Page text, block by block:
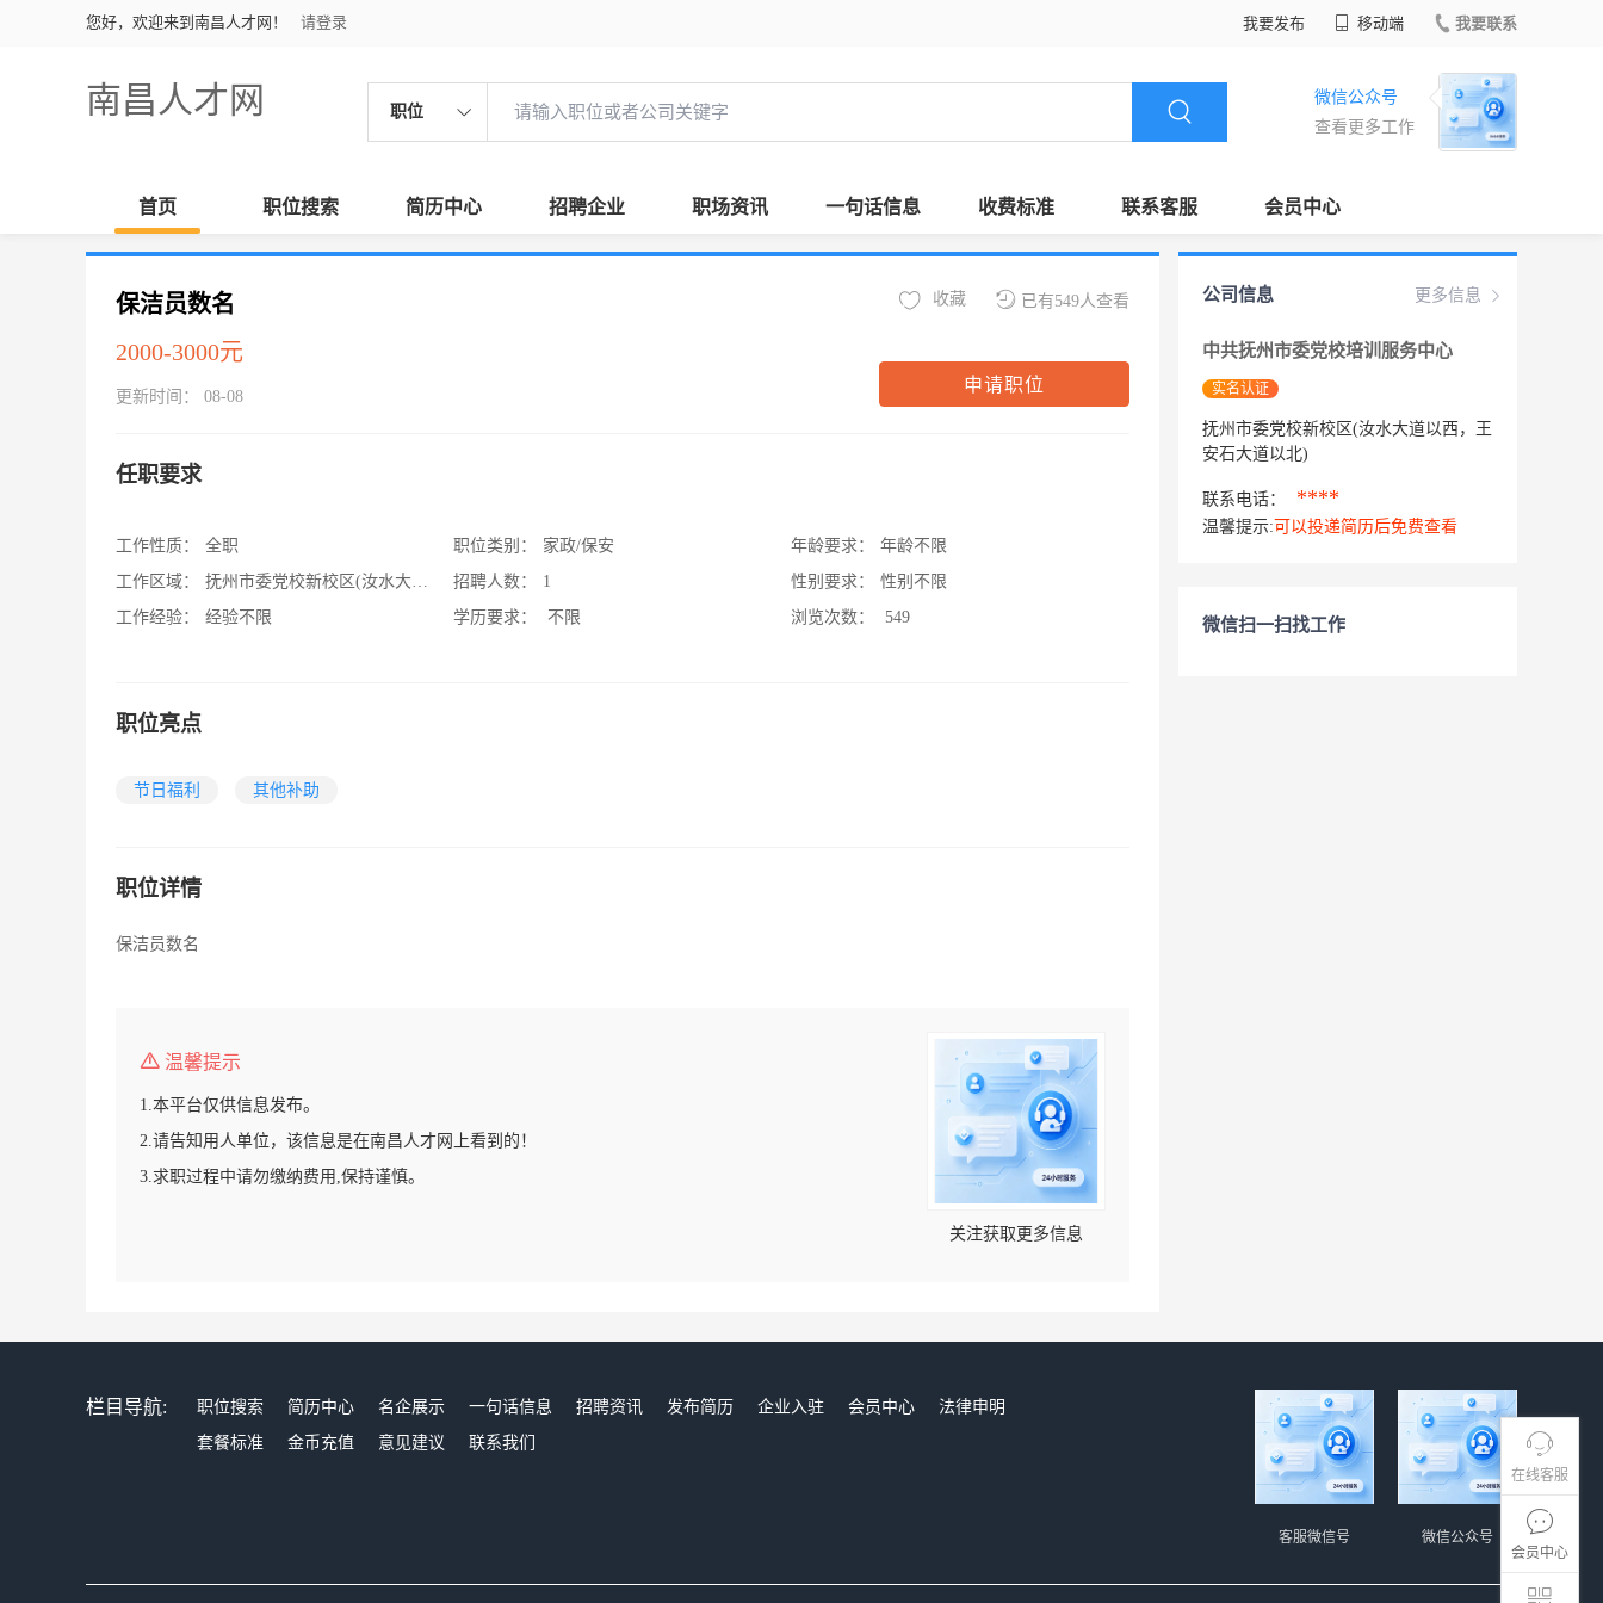
您好，欢迎来到南昌人才网！ 请登录 我要发布 移动端 我要联系
南昌人才网 职位
微信公众号
查看更多工作
首页 职位搜索 简历中心 招聘企业 职场资讯 一句话信息 收费标准 联系客服 会员中心
在线客服
会员中心
保洁员数名
2000-3000元
更新时间： 08-08
已有549人查看
收藏
申请职位
任职要求
工作性质：
全职
工作区域：
抚州市委党校新校区(汝水大道以西，王安石大道以北)
工作经验：
经验不限
职位类别：
家政/保安
招聘人数：
1
学历要求：
不限
年龄要求：
年龄不限
性别要求：
性别不限
浏览次数：
549
职位亮点
节日福利 其他补助
职位详情
保洁员数名
温馨提示
1.本平台仅供信息发布。
2.请告知用人单位，该信息是在南昌人才网上看到的！
3.求职过程中请勿缴纳费用,保持谨慎。
关注获取更多信息
更多信息
公司信息
中共抚州市委党校培训服务中心
实名认证
抚州市委党校新校区(汝水大道以西，王
安石大道以北)
联系电话： ****
温馨提示: 可以投递简历后免费查看
微信扫一扫找工作
栏目导航: 职位搜索 简历中心 名企展示 一句话信息 招聘资讯 发布简历 企业入驻 会员中心
法律申明
套餐标准
金币充值 意见建议 联系我们
微信公众号
客服微信号